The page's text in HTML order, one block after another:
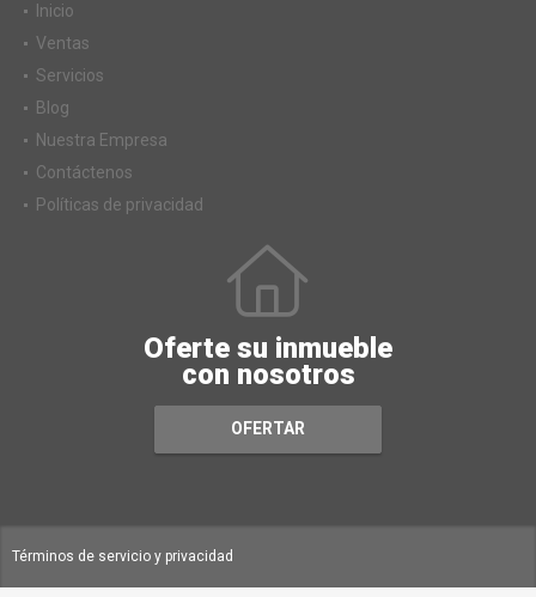
Inicio
Ventas
Servicios
Blog
Nuestra Empresa
Contáctenos
Políticas de privacidad
Oferte su inmueble
con nosotros
OFERTAR
Términos de servicio y privacidad